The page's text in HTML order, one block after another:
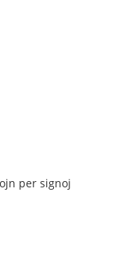
per signoj